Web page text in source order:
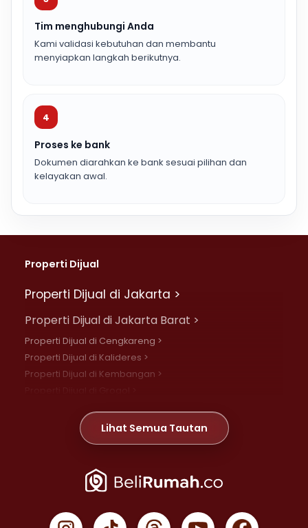
Tim menghubungi Anda
Kami validasi kebutuhan dan membantu
menyiapkan langkah berikutnya.
4
Proses ke bank
Dokumen diarahkan ke bank sesuai pilihan dan
kelayakan awal.
Properti Dijual
Properti Dijual di Jakarta >
Properti Dijual di Jakarta Barat >
Properti Dijual di Cengkareng >
Properti Dijual di Kalideres >
Properti Dijual di Kembangan >
Properti Dijual di Meruya >
Properti Dijual di Jelambar >
Properti Dijual di Jakarta Pusat >
Properti Dijual di Gambir >
Lihat Semua Tautan